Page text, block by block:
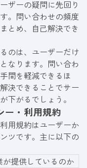
ザーの疑問に先回り
。問い合わせの頻度
とめ、自己解決でき
のは、ユーザーだけ
なります。問い合わ
間を軽減できるほ
決できることでサー
下がるでしょう。
ー・利用規約
用規約はユーザーか
ツです。主に以下の
が提供しているのか